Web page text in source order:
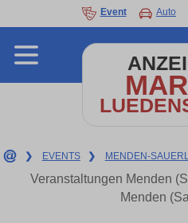
Event Auto
❯ EVENTS ❯ MENDEN-
Veranstaltungen Menden
Menden